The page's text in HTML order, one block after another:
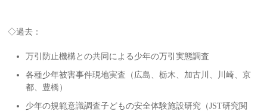
◇過去：
万引防止機構との共同による少年の万引実態調査
各種少年被害事件現地実査（広島、栃木、加古川、川崎、京
都、豊橋）
少年の規範意識調査子どもの安全体験施設研究（JST研究関